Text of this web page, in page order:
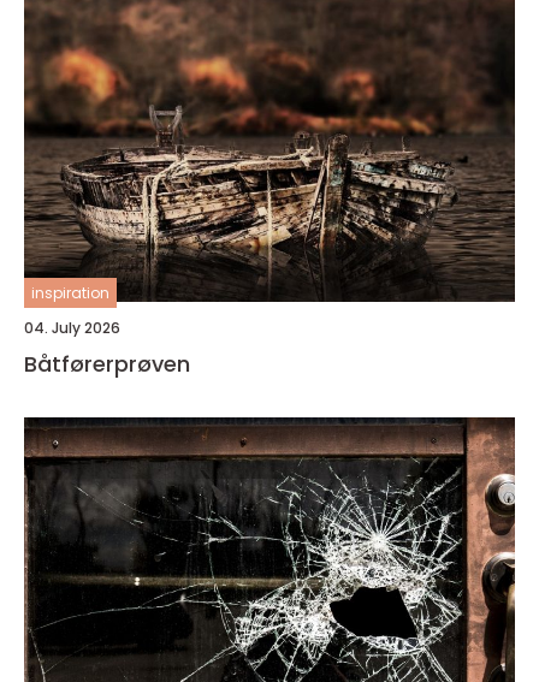
inspiration
04. July 2026
Båtførerprøven